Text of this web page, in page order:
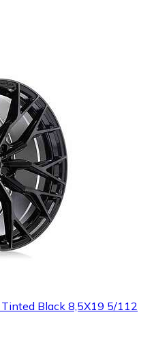
Black 8,5X19 5/112